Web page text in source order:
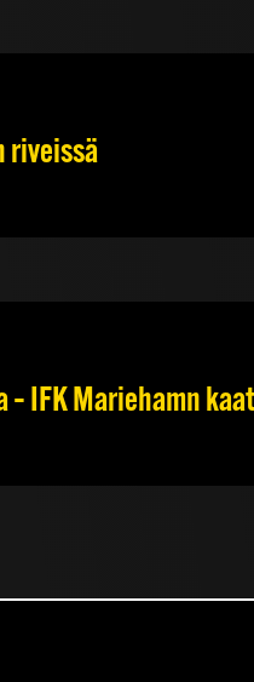
riveissä
– IFK Mariehamn